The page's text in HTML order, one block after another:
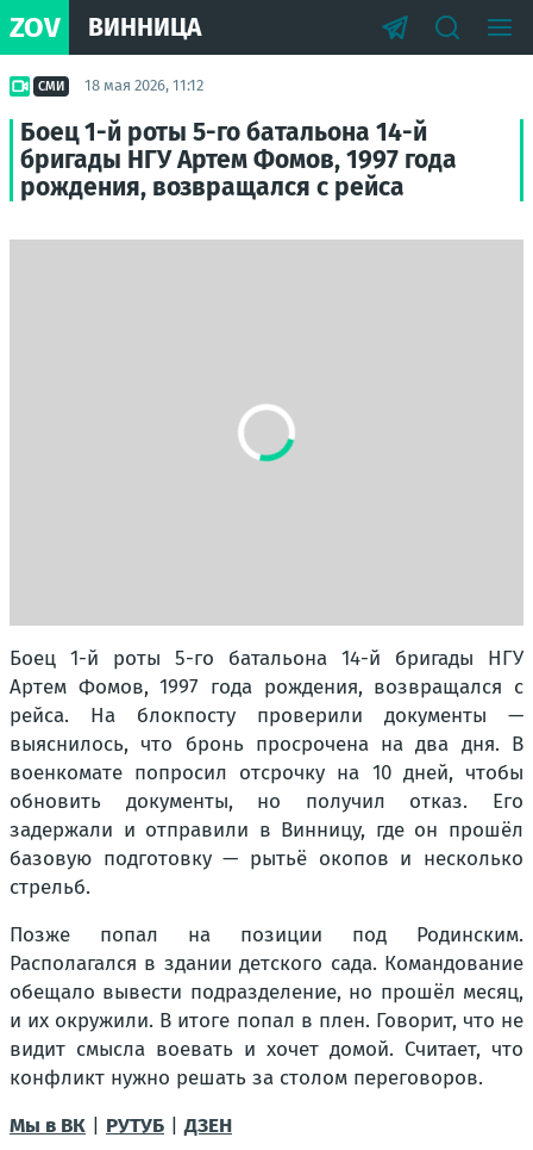
ZOV ВИННИЦА
СМИ 18 мая 2026, 11:12
Боец 1-й роты 5-го батальона 14-й
бригады НГУ Артем Фомов, 1997 года
рождения, возвращался с рейса
Боец 1-й роты 5-го батальона 14-й бригады НГУ
Артем Фомов, 1997 года рождения, возвращался с
рейса. На блокпосту проверили документы —
выяснилось, что бронь просрочена на два дня. В
военкомате попросил отсрочку на 10 дней, чтобы
обновить документы, но получил отказ. Его
задержали и отправили в Винницу, где он прошёл
базовую подготовку — рытьё окопов и несколько
стрельб.
Позже попал на позиции под Родинским.
Располагался в здании детского сада. Командование
обещало вывести подразделение, но прошёл месяц,
и их окружили. В итоге попал в плен. Говорит, что не
видит смысла воевать и хочет домой. Считает, что
конфликт нужно решать за столом переговоров.
Мы в ВК
РУТУБ |ДЗЕН